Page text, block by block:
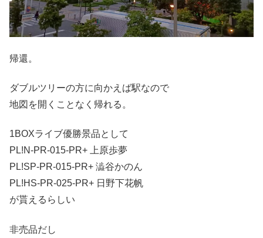
帰還。
ダブルツリーの方に向かえば駅なので
地図を開くことなく帰れる。
1BOXライブ優勝景品として
PL!N-PR-015-PR+ 上原歩夢
PL!SP-PR-015-PR+ 澁谷かのん
PL!HS-PR-025-PR+ 日野下花帆
が貰えるらしい
非売品だし